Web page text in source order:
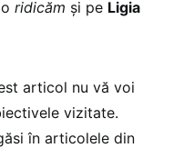
ridicăm și pe Ligia
articol nu vă voi
vizitate.
în articolele din